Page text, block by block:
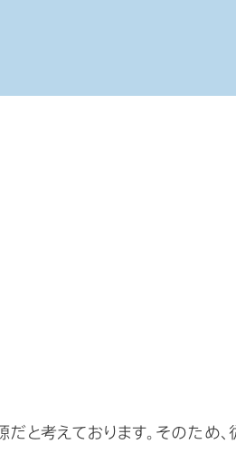
と考えております。そのため